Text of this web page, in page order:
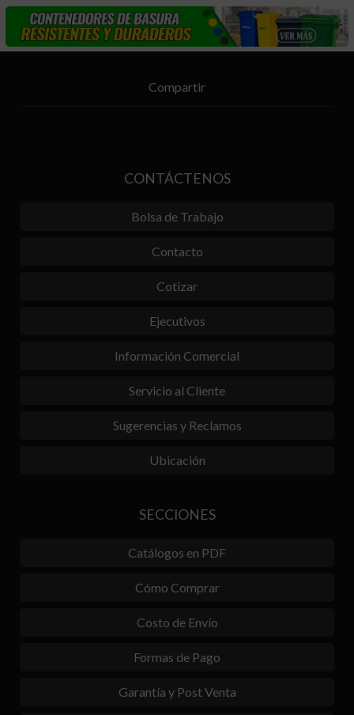
Compartir
CONTÁCTENOS
Bolsa de Trabajo
Contacto
Cotizar
Ejecutivos
Información Comercial
Servicio al Cliente
Sugerencias y Reclamos
Ubicación
SECCIONES
Catálogos en PDF
Cómo Comprar
Costo de Envío
Formas de Pago
Garantía y Post Venta